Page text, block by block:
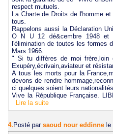
respect mutuels.
La Charte de Droits de l'homme
tous.
Rappelons aussi la Déclaration
O N U 12 dé&cembre 1948 et
l'élimination de toutes les formes
Mars 1966.
" Si tu diffères de moi frère,loin
Exupéry,écrivain,aviateur et
A tous les morts pour la
devons de rendre
ci quelques soient leurs
Vive la République Française.
Lire la suite
4. Posté par saoud nour eddinne